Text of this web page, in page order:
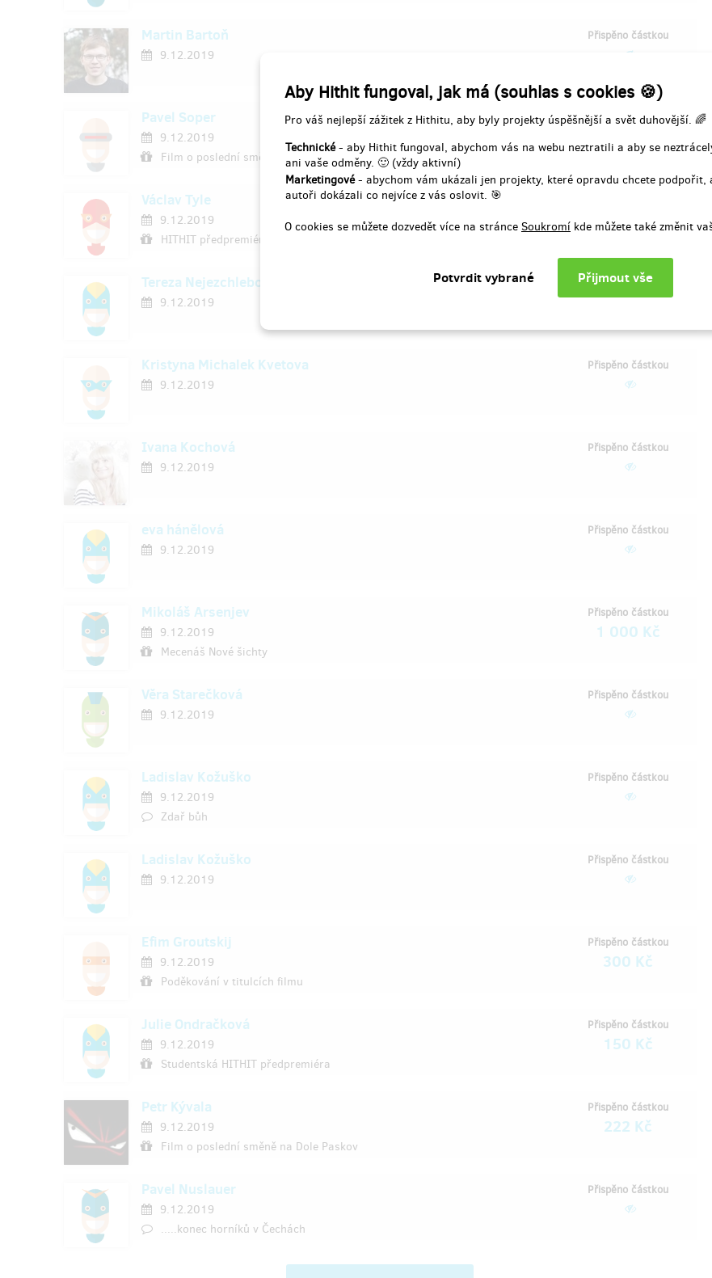
Aby Hithit fungoval, jak má (souhlas s cookies 🍪)
Pro váš nejlepší zážitek z Hithitu, aby byly projekty úspěšnější a svět duhovější. 🌈
Technické- aby Hithit fungoval, abychom vás na webu neztratili a aby se
ani vaše odměny. 🙂 (vždy aktivní)
Marketingové- abychom vám ukázali jen projekty, které opravdu chcete podpořit,
autoři dokázali co nejvíce z vás oslovit. 🎯
O cookies se můžete dozvedět více na stránce Soukromí kde můžete také změnit
Martin Bartoň
9.12.2019
Přispěno částkou
Pavel Soper
9.12.2019
Film o poslední směně na Dole Paskov
Přispěno částkou
Václav Tyle
9.12.2019
HITHIT předpremiéra - Praha
600 Kč
Tereza Nejezchlebová
9.12.2019
Přispěno částkou
Kristyna Michalek Kvetova
9.12.2019
Přispěno částkou
Ivana Kochová
9.12.2019
Přispěno částkou
eva hánělová
9.12.2019
Přispěno částkou
Mikoláš Arsenjev
9.12.2019
Mecenáš Nové šichty
Přispěno částkou
1 000 Kč
Věra Starečková
9.12.2019
Přispěno částkou
Ladislav Kožuško
9.12.2019
Zdař bůh
Přispěno částkou
Ladislav Kožuško
9.12.2019
Přispěno částkou
Efim Groutskij
9.12.2019
Poděkování v titulcích filmu
Přispěno částkou
300 Kč
Julie Ondračková
9.12.2019
Studentská HITHIT předpremiéra
Přispěno částkou
150 Kč
Petr Kývala
9.12.2019
Film o poslední směně na Dole Paskov
Přispěno částkou
222 Kč
Pavel Nuslauer
9.12.2019
.....konec horníků v Čechách
Přispěno částkou